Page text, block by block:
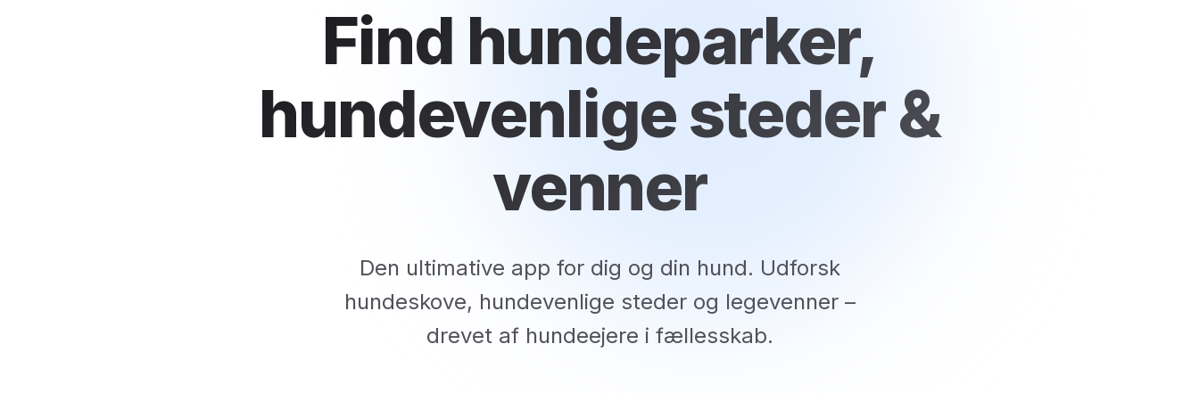
Find hundeparker,
hundevenlige steder &
venner
Den ultimative app for dig og din hund. Udforsk
hundeskove, hundevenlige steder og legevenner –
drevet af hundeejere i fællesskab.